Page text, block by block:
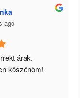
ago
árak.
köszönöm!